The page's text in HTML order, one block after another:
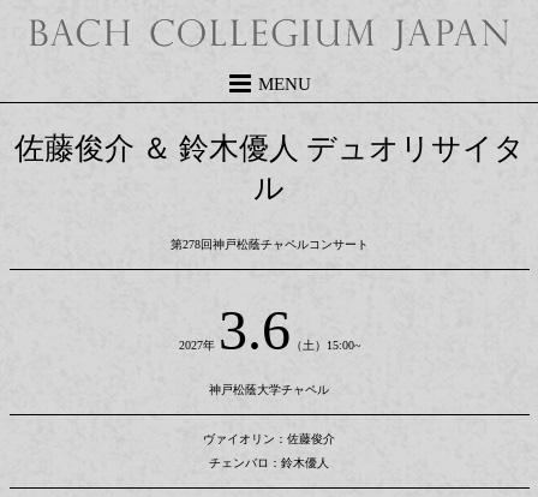
MENU
佐藤俊介 ＆ 鈴木優人 デュオリサイタ
ル
第278回神戸松蔭チャペルコンサート
2027年 3.6 （土）15:00~
神戸松蔭大学チャペル
ヴァイオリン：佐藤俊介
チェンバロ：鈴木優人